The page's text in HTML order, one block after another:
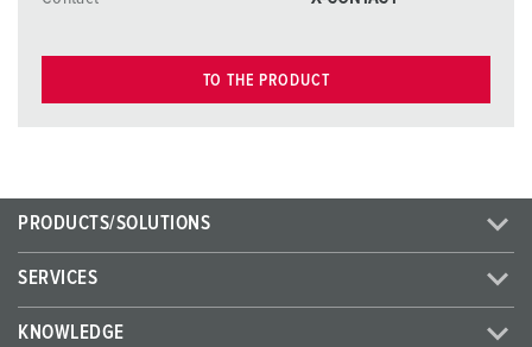
TO THE PRODUCT
PRODUCTS/SOLUTIONS
SERVICES
KNOWLEDGE